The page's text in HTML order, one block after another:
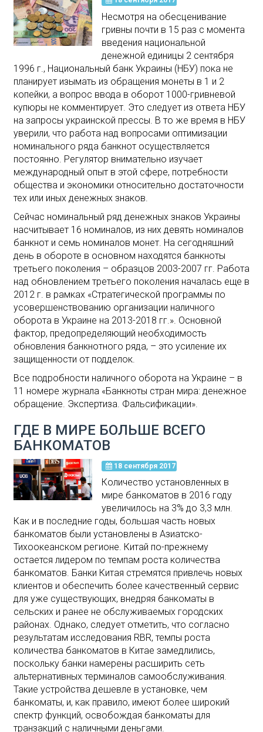
Несмотря на обесценивание
гривны почти в 15 раз с момента
введения национальной
денежной единицы 2 сентября
1996 г., Национальный банк Украины (НБУ) пока не
планирует изымать из обращения монеты в 1 и 2
копейки, а вопрос ввода в оборот 1000-гривневой
купюры не комментирует. Это следует из ответа НБУ
на запросы украинской прессы. В то же время в НБУ
уверили, что работа над вопросами оптимизации
номинального ряда банкнот осуществляется
постоянно. Регулятор внимательно изучает
международный опыт в этой сфере, потребности
общества и экономики относительно достаточности
тех или иных денежных знаков.
Сейчас номинальный ряд денежных знаков Украины
насчитывает 16 номиналов, из них девять номиналов
банкнот и семь номиналов монет. На сегодняшний
день в обороте в основном находятся банкноты
третьего поколения – образцов 2003-2007 гг. Работа
над обновлением третьего поколения началась еще в
2012 г. в рамках «Стратегической программы по
усовершенствованию организации наличного
оборота в Украине на 2013-2018 гг.». Основной
фактор, предопределяющий необходимость
обновления банкнотного ряда, – это усиление их
защищенности от подделок.
Все подробности наличного оборота на Украине – в
11 номере журнала «Банкноты стран мира: денежное
обращение. Экспертиза. Фальсификации».
ГДЕ В МИРЕ БОЛЬШЕ ВСЕГО
БАНКОМАТОВ
18 сентября 2017
Количество установленных в
мире банкоматов в 2016 году
увеличилось на 3% до 3,3 млн.
Как и в последние годы, большая часть новых
банкоматов были установлены в Азиатско-
Тихоокеанском регионе. Китай по-прежнему
остается лидером по темпам роста количества
банкоматов. Банки Китая стремятся привлечь новых
клиентов и обеспечить более качественный сервис
для уже существующих, внедряя банкоматы в
сельских и ранее не обслуживаемых городских
районах. Однако, следует отметить, что согласно
результатам исследования RBR, темпы роста
количества банкоматов в Китае замедлились,
поскольку банки намерены расширить сеть
альтернативных терминалов самообслуживания.
Такие устройства дешевле в установке, чем
банкоматы, и, как правило, имеют более широкий
спектр функций, освобождая банкоматы для
транзакций с наличными деньгами.